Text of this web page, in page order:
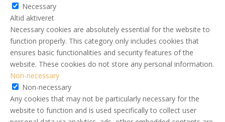
Necessary
Altid aktiveret
Necessary cookies are absolutely essential for the website to
function properly. This category only includes cookies that
ensures basic functionalities and security features of the
website. These cookies do not store any personal information.
Non-necessary
Non-necessary
Any cookies that may not be particularly necessary for the
website to function and is used specifically to collect user